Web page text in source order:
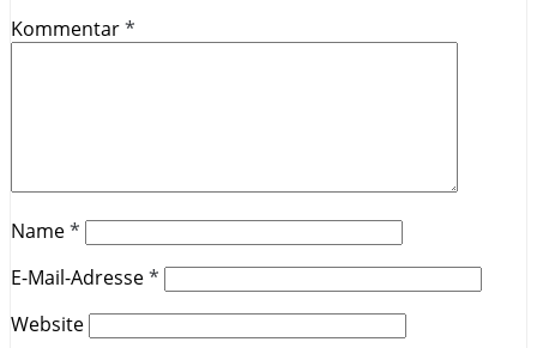
Kommentar*
Name*
E-Mail-Adresse*
Website